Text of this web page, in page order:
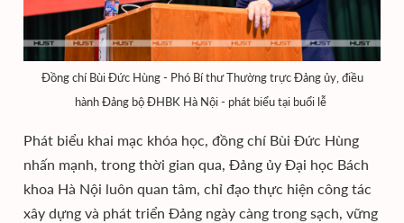
Đồng chí Bùi Đức Hùng - Phó Bí thư Thường trực Đảng ủy, điều
hành Đảng bộ ĐHBK Hà Nội - phát biểu tại buổi lễ
Phát biểu khai mạc khóa học, đồng chí Bùi Đức Hùng
nhấn mạnh, trong thời gian qua, Đảng ủy Đại học Bách
khoa Hà Nội luôn quan tâm, chỉ đạo thực hiện công tác
xây dựng và phát triển Đảng ngày càng trong sạch, vững